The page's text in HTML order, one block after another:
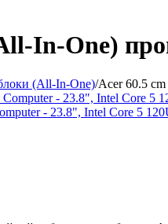
In-One)
(All-In-One)/Acer 60.5
- 23.8", Intel Core 5